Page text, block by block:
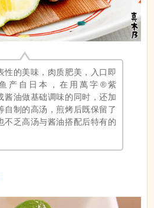
性的美味，肉质肥美，入口即
产自日本，在用萬字®紫
酱油做基础调味的同时，还加
自制的高汤，煎烤后既保留了
不乏高汤与酱油搭配后特有的